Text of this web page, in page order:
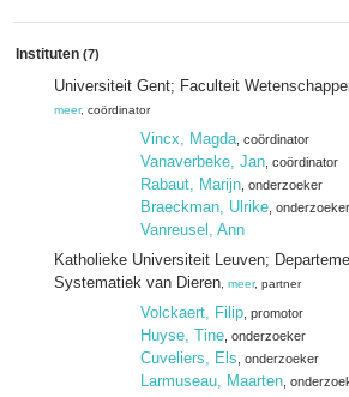
Instituten (7)
Universiteit Gent; Faculteit
meer, coördinator
Vincx, Magda , coördinator
Vanaverbeke, Jan , coördinator
Rabaut, Marijn , onderzoeker
Braeckman, Ulrike , onderzoeker
Vanreusel, Ann
Katholieke Universiteit Leuven;
Systematiek van Dieren meer, partner
Volckaert, Filip , promotor
Huyse, Tine , onderzoeker
Cuveliers, Els , onderzoeker
Larmuseau, Maarten ,